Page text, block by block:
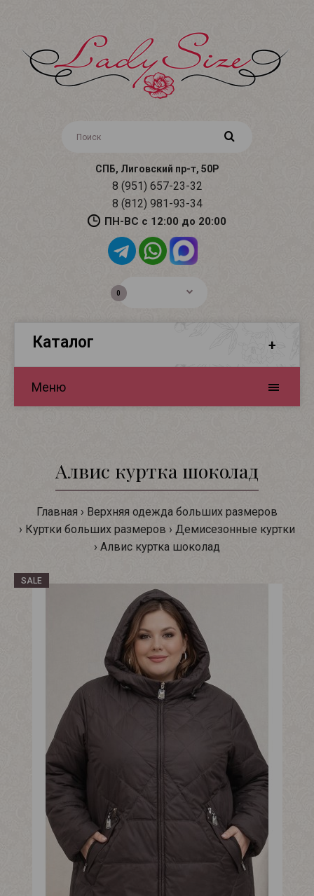
СПБ, Лиговский пр-т, 50Р
8 (951) 657-23-32
8 (812) 981-93-34
ПН-ВС с 12:00 до 20:00
0
Каталог
Меню
Алвис куртка шоколад
Главная
Верхняя одежда больших размеров
Куртки больших размеров
Демисезонные куртки
Алвис куртка шоколад
SALE